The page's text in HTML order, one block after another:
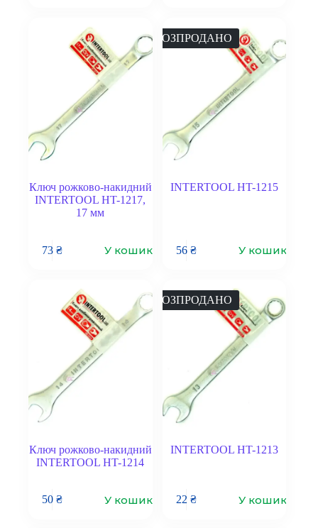
Ключ рожково-накидний
INTERTOOL HT-1217,
17 мм
73₴ У кошик
РОЗПРОДАНО
INTERTOOL HT-1215
56 ₴ У кошик
Ключ рожково-накидний
INTERTOOL HT-1214
50₴ У кошик
РОЗПРОДАНО
INTERTOOL HT-1213
22 ₴ У кошик